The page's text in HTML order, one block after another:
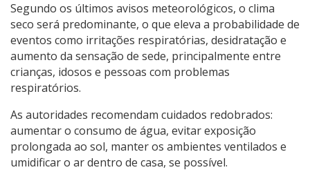
Segundo os últimos avisos meteorológicos, o clima
seco será predominante, o que eleva a probabilidade de
eventos como irritações respiratórias, desidratação e
aumento da sensação de sede, principalmente entre
crianças, idosos e pessoas com problemas
respiratórios.
As autoridades recomendam cuidados redobrados:
aumentar o consumo de água, evitar exposição
prolongada ao sol, manter os ambientes ventilados e
umidificar o ar dentro de casa, se possível.